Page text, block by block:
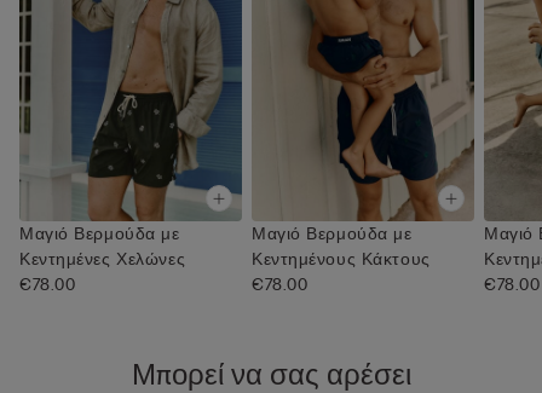
Μαγιό Βερμούδα με
Κεντημένες Χελώνες
€78.00
Μαγιό Βερμούδα με
Κεντημένους Κάκτους
€78.00
Μαγιό
€78.00
Μπορεί να σας αρέσει